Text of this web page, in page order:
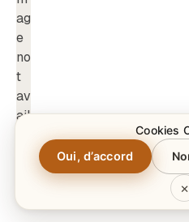
Cookies
Oui, d’accord
×